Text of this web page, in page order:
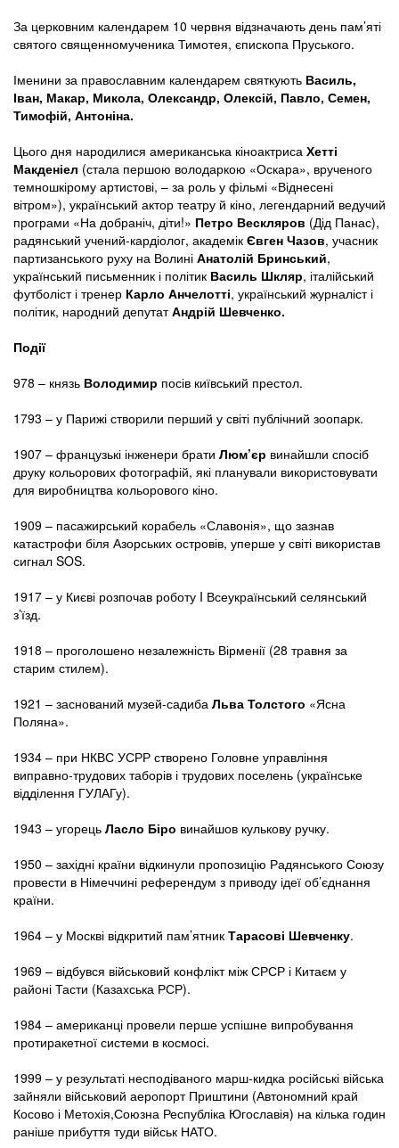
За церковним календарем 10 червня відзначають день пам’яті
святого священномученика Тимотея, єпископа Пруського.
Іменини за православним календарем святкують Василь,
Іван, Макар, Микола, Олександр, Олексій, Павло, Семен,
Тимофій, Антоніна.
Цього дня народилися американська кіноактриса Хетті
Макденіел (стала першою володаркою «Оскара», врученого
темношкірому артистові, – за роль у фільмі «Віднесені
вітром»), український актор театру й кіно, легендарний ведучий
програми «На добраніч, діти!» Петро Вескляров (Дід Панас),
радянський учений-кардіолог, академік Євген Чазов, учасник
партизанського руху на Волині Анатолій Бринський,
український письменник і політик Василь Шкляр, італійський
футболіст і тренер Карло Анчелотті, український журналіст і
політик, народний депутатАндрій Шевченко.
Події
978 – князь Володимир посів київський престол.
1793 – у Парижі створили перший у світі публічний зоопарк.
1907 – французькі інженери брати Люм’єр винайшли спосіб
друку кольорових фотографій, які планували використовувати
для виробництва кольорового кіно.
1909 – пасажирський корабель «Славонія», що зазнав
катастрофи біля Азорських островів, уперше у світі використав
сигнал SOS.
1917 – у Києві розпочав роботу I Всеукраїнський селянський
з’їзд.
1918 – проголошено незалежність Вірменії (28 травня за
старим стилем).
1921 – заснований музей-садиба Льва Толстого «Ясна
Поляна».
1934 – при НКВС УСРР створено Головне управління
виправно-трудових таборів і трудових поселень (українське
відділення ГУЛАГу).
1943 – угорець Ласло Біро винайшов кулькову ручку.
1950 – західні країни відкинули пропозицію Радянського Союзу
провести в Німеччині референдум з приводу ідеї об’єднання
країни.
1964 – у Москві відкритий пам’ятник Тарасові Шевченку.
1969 – відбувся військовий конфлікт між СРСР і Китаєм у
районі Тасти (Казахська РСР).
1984 – американці провели перше успішне випробування
протиракетної системи в космосі.
1999 – у результаті несподіваного марш-кидка російські війська
зайняли військовий аеропорт Приштини (Автономний край
Косово і Метохія,Союзна Республіка Югославія) на кілька годин
раніше прибуття туди військ НАТО.